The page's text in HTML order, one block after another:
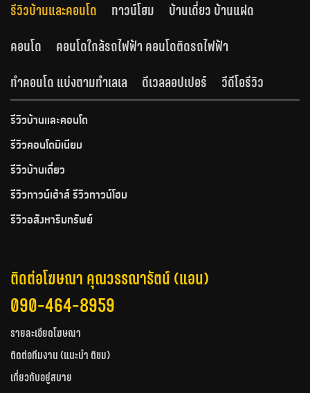
รีวิวบ้านและคอนโด ทาวน์โฮม
บ้านเดี่ยว บ้านแฝด
คอนโด
คอนโดใกล้รถไฟฟ้า คอนโดติดรถไฟฟ้า
ทำคอนโด แบ่งตามทำเลเล
ดีเวลลอปเปอร์ วีดีโอรีวิว
รีวิวบ้านและคอนโด
รีวิวคอนโดมิเนียม
รีวิวบ้านเดี่ยว
รีวิวทาวน์เฮ้าส์ รีวิวทาวน์โฮม
รีวิวอสังหาริมทรัพย์
ติดต่อโฆษณา คุณวรรณารัตน์ (แอน)
090-464-8959
รายละเอียดโฆษณา
ติดต่อทีมงาน (แนะนำ ติชม)
เกี่ยวกับอยู่สบาย